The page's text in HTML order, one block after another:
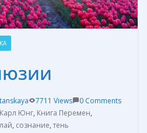
7711 Views
0 Comments
Карл Юнг, Книга Перемен,
, сознание, тень